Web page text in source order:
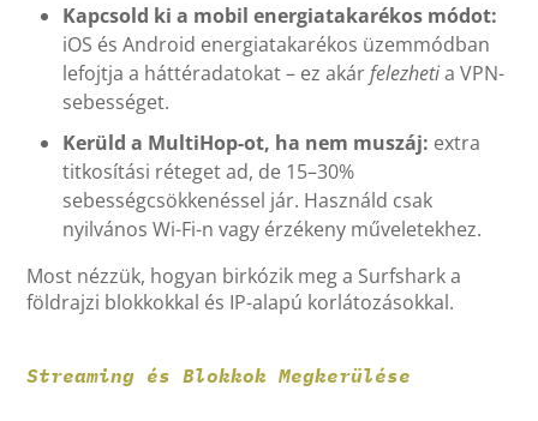
Kapcsold ki a mobil energiatakarékos módot:
iOS és Android energiatakarékos üzemmódban
lefojtja a háttéradatokat – ez akárfelezhetia VPN-
sebességet.
Kerüld a MultiHop-ot, ha nem muszáj: extra
titkosítási réteget ad, de 15–30%
sebességcsökkenéssel jár. Használd csak
nyilvános Wi-Fi-n vagy érzékeny műveletekhez.
Most nézzük, hogyan birkózik meg a Surfshark a
földrajzi blokkokkal és IP-alapú korlátozásokkal.
Streaming és Blokkok Megkerülése